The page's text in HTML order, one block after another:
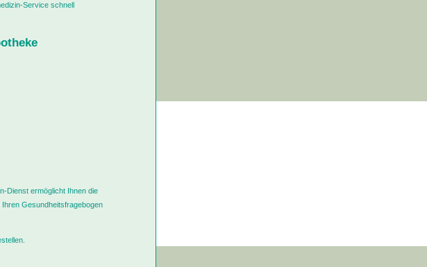
Service schnell
Dienst ermöglicht Ihnen die
Gesundheitsfragebogen